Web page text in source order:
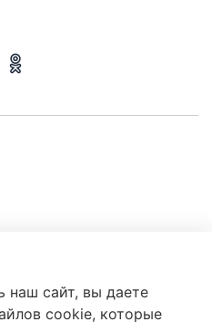
наш сайт, вы даете
cookie, которые